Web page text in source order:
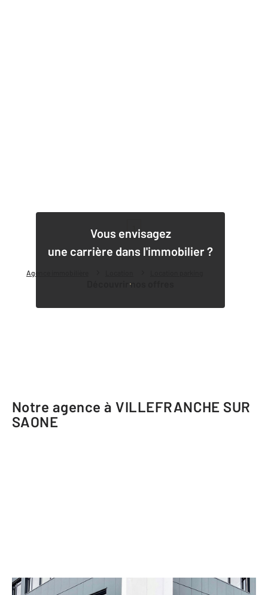
Agence immobilière
Vous envisagez
une carrière dans l'immobilier ?
Découvrir nos offres
1
Notre agence à VILLEFRANCHE SUR
SAONE